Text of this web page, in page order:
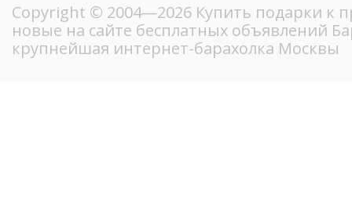
Copyright © 2004—2026 Купить подарки к
новые на сайте бесплатных объявлений
крупнейшая интернет-барахолка Москвы